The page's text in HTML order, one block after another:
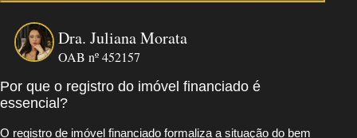
Dra. Juliana Morata
OAB nº 452157
Por que o registro do imóvel financiado é
essencial?
O registro de imóvel financiado formaliza a situação do bem